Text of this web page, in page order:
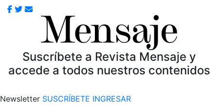
Suscríbete a Revista Mensaje y
accede a todos nuestros contenidos
Newsletter SUSCRÍBETE INGRESAR